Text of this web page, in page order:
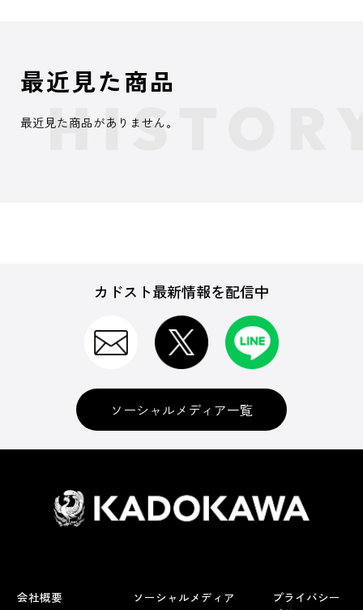
最近見た商品
最近見た商品がありません。
カドスト最新情報を配信中
ソーシャルメディア一覧
会社概要 ソーシャルメディア
プライバシー